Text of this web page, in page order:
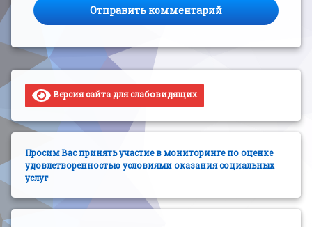
Версия сайта для слабовидящих
Просим Вас принять участие в мониторинге по оценке
удовлетворенностью условиями оказания социальных
услуг